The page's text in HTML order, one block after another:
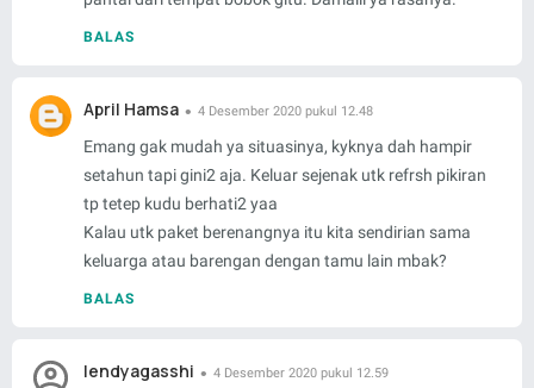
BALAS
April Hamsa 4 Desember 2020 pukul 12.48
Emang gak mudah ya situasinya, kyknya dah hampir
setahun tapi gini2 aja. Keluar sejenak utk refrsh pikiran
tp tetep kudu berhati2 yaa
Kalau utk paket berenangnya itu kita sendirian sama
keluarga atau barengan dengan tamu lain mbak?
BALAS
lendyagasshi 4 Desember 2020 pukul 12.59